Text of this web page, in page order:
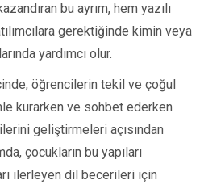
bu ayrım, hem yazılı
gerektiğinde kimin veya
yardımcı olur.
öğrencilerin tekil ve çoğul
kurarken ve sohbet ederken
geliştirmeleri açısından
çocukların bu yapıları
ilerleyen dil becerileri için